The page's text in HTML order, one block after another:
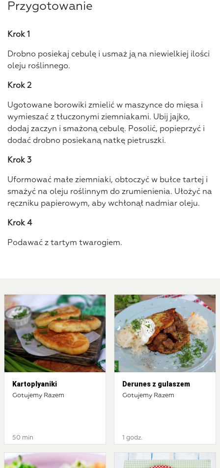
Przygotowanie
Krok 1
Drobno posiekaj cebulę i usmaż ją na niewielkiej ilości
oleju roślinnego.
Krok 2
Ugotowane borowiki zmielić w maszynce do mięsa i
wymieszać z tłuczonymi ziemniakami. Ubij jajko,
dodaj zaczyn i smażoną cebulę. Posolić, popieprzyć i
dodać drobno posiekaną natkę pietruszki.
Krok 3
Uformować małe ziemniaki, obtoczyć w bułce tartej i
smażyć na oleju roślinnym do zrumienienia. Ułożyć na
ręczniku papierowym, aby wchłonął nadmiar oleju.
Krok 4
Podawać z tartym twarogiem.
Kartoplyaniki
Gotujemy Razem
50 min
Derunes z gulaszem
Gotujemy Razem
1 godz.